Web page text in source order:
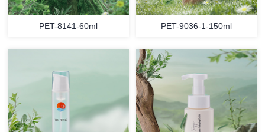
PET-8141-60ml PET-9036-1-150ml